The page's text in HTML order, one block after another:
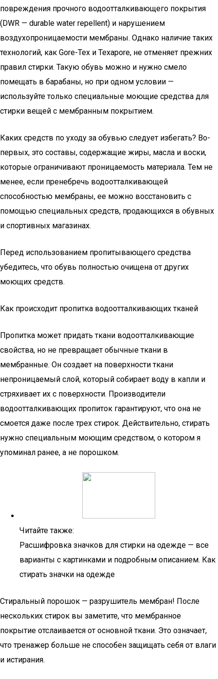
повреждения прочного водоотталкивающего покрытия
(DWR — durable water repellent) и нарушением
воздухопроницаемости мембраны. Однако наличие таких
технологий, как Gore-Tex и Texapore, не отменяет прежних
правил стирки. Такую обувь можно и нужно смело
помещать в барабаны, но при одном условии —
используйте только специальные моющие средства для
стирки вещей с мембранным покрытием.
Каких средств по уходу за обувью следует избегать? Во-
первых, это составы, содержащие жиры, масла и воски,
которые ограничивают проницаемость материала. Тем не
менее, если пренебречь водоотталкивающей
способностью мембраны, ее можно восстановить с
помощью специальных средств, продающихся в обувных
и спортивных магазинах.
Перед использованием пропитывающего средства
убедитесь, что обувь полностью очищена от других
моющих средств.
Как происходит пропитка водоотталкивающих тканей
Пропитка может придать ткани водоотталкивающие
свойства, но не превращает обычные ткани в
мембранные. Он создает на поверхности ткани
непроницаемый слой, который собирает воду в капли и
стряхивает их с поверхности. Производители
водоотталкивающих пропиток гарантируют, что она не
смоется даже после трех стирок. Действительно, стирать
нужно специальным моющим средством, о котором я
упоминал ранее, а не порошком.
Читайте также:
Расшифровка значков для стирки на одежде — все
варианты с картинками и подробным описанием. Как
стирать значки на одежде
Стиральный порошок — разрушитель мембран! После
нескольких стирок вы заметите, что мембранное
покрытие отслаивается от основной ткани. Это означает,
что тренажер больше не способен защищать себя от влаги
и истирания.